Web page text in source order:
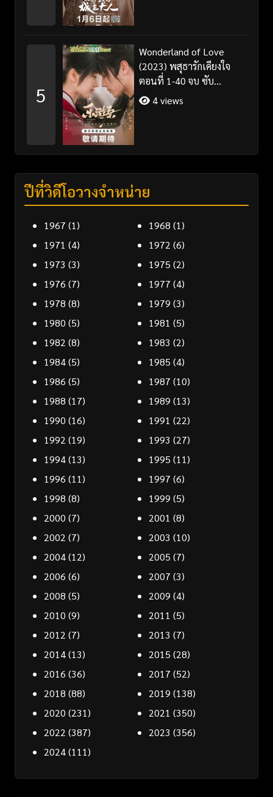
5
Wonderland of Love
(2023) พสุธารักเคียงใจ
ตอนที่ 1-40 จบ ซับ
ไทย+พากย์ไทย
4 views
ปีที่วิดีโอวางจำหน่าย
1967 (1) 1968 (1)
1971 (4) 1972 (6)
1973 (3) 1975 (2)
1976 (7) 1977 (4)
1978 (8) 1979 (3)
1980 (5) 1981 (5)
1982 (8) 1983 (2)
1984(5) 1985 (4)
1986 (5) 1987 (10)
1988 (17) 1989 (13)
1990 (16) 1991 (22)
1992 (19) 1993 (27)
1994(13) 1995 (11)
1996 (11) 1997 (6)
1998 (8) 1999 (5)
2000 (7) 2001 (8)
2002 (7) 2003 (10)
2004(12) 2005 (7)
2006 (6) 2007 (3)
2008 (5) 2009 (4)
2010 (9) 2011 (5)
2012 (7) 2013 (7)
2014(13) 2015 (28)
2016 (36) 2017 (52)
2018 (88) 2019 (138)
2020 (231) 2021 (350)
2022 (387) 2023 (356)
2024(111)